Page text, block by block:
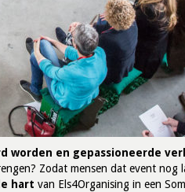
worden en gepassioneerde
Zodat mensen dat event
hart van Els4Organising in een